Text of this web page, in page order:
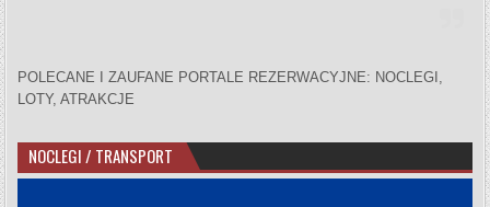
POLECANE I ZAUFANE PORTALE REZERWACYJNE: NOCLEGI,
LOTY, ATRAKCJE
NOCLEGI / TRANSPORT